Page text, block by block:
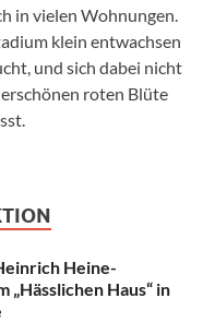
in vielen Wohnungen.
klein entwachsen
und sich dabei nicht
roten Blüte
Heine-
„Hässlichen Haus“ in